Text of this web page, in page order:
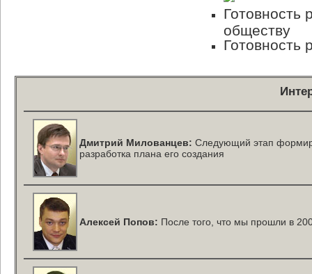
Готовность
обществу
Готовность
Дмитрий Милованцев: Следующий этап
разработка плана его создания
Алексей Попов: После того, что мы прошли в